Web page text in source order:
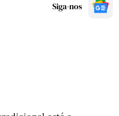
Siga-nos